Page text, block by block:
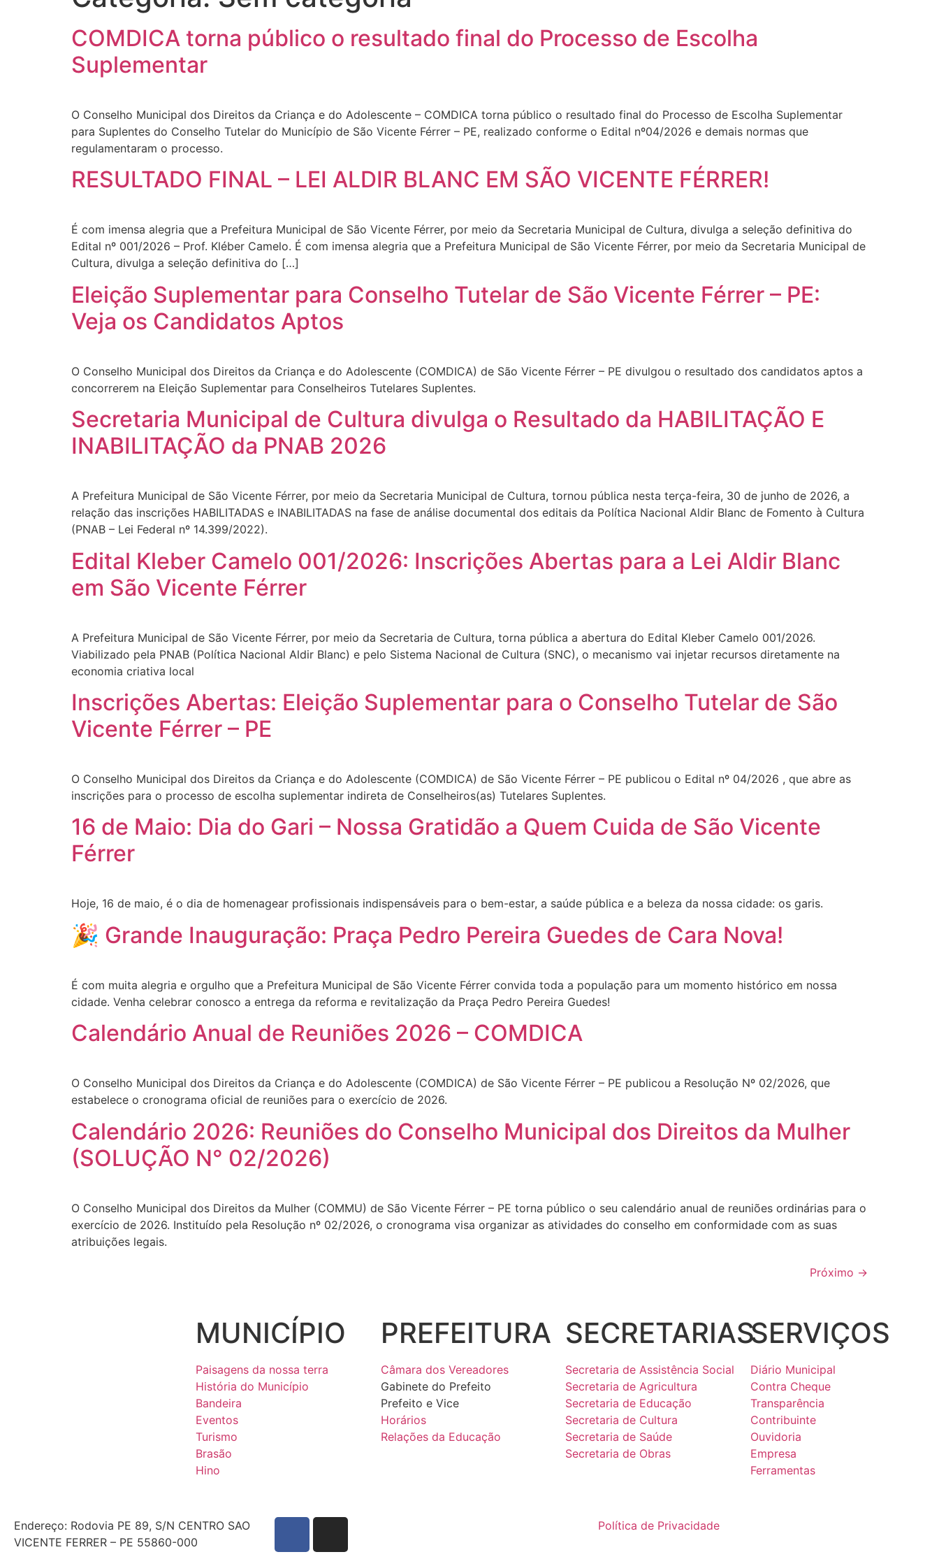
COMDICA torna público o resultado final do Processo de Escolha
Suplementar
O Conselho Municipal dos Direitos da Criança e do Adolescente – COMDICA torna público o resultado final do Processo de Escolha Suplementar
para Suplentes do Conselho Tutelar do Município de São Vicente Férrer – PE, realizado conforme o Edital nº04/2026 e demais normas que
regulamentaram o processo.
RESULTADO FINAL – LEI ALDIR BLANC EM SÃO VICENTE FÉRRER!
É com imensa alegria que a Prefeitura Municipal de São Vicente Férrer, por meio da Secretaria Municipal de Cultura, divulga a seleção definitiva do
Edital nº 001/2026 – Prof. Kléber Camelo. É com imensa alegria que a Prefeitura Municipal de São Vicente Férrer, por meio da Secretaria Municipal de
Cultura, divulga a seleção definitiva do […]
Eleição Suplementar para Conselho Tutelar de São Vicente Férrer – PE:
Veja os Candidatos Aptos
O Conselho Municipal dos Direitos da Criança e do Adolescente (COMDICA) de São Vicente Férrer – PE divulgou o resultado dos candidatos aptos a
concorrerem na Eleição Suplementar para Conselheiros Tutelares Suplentes.
Secretaria Municipal de Cultura divulga o Resultado da HABILITAÇÃO E
INABILITAÇÃO da PNAB 2026
A Prefeitura Municipal de São Vicente Férrer, por meio da Secretaria Municipal de Cultura, tornou pública nesta terça-feira, 30 de junho de 2026, a
relação das inscrições HABILITADAS e INABILITADAS na fase de análise documental dos editais da Política Nacional Aldir Blanc de Fomento à Cultura
(PNAB – Lei Federal nº 14.399/2022).
Edital Kleber Camelo 001/2026: Inscrições Abertas para a Lei Aldir Blanc
em São Vicente Férrer
A Prefeitura Municipal de São Vicente Férrer, por meio da Secretaria de Cultura, torna pública a abertura do Edital Kleber Camelo 001/2026.
Viabilizado pela PNAB (Política Nacional Aldir Blanc) e pelo Sistema Nacional de Cultura (SNC), o mecanismo vai injetar recursos diretamente na
economia criativa local
Inscrições Abertas: Eleição Suplementar para o Conselho Tutelar de São
Vicente Férrer – PE
O Conselho Municipal dos Direitos da Criança e do Adolescente (COMDICA) de São Vicente Férrer – PE publicou o Edital nº 04/2026 , que abre as
inscrições para o processo de escolha suplementar indireta de Conselheiros(as) Tutelares Suplentes.
16 de Maio: Dia do Gari – Nossa Gratidão a Quem Cuida de São Vicente
Férrer
Hoje, 16 de maio, é o dia de homenagear profissionais indispensáveis para o bem-estar, a saúde pública e a beleza da nossa cidade: os garis.
🎉 Grande Inauguração: Praça Pedro Pereira Guedes de Cara Nova!
É com muita alegria e orgulho que a Prefeitura Municipal de São Vicente Férrer convida toda a população para um momento histórico em nossa
cidade. Venha celebrar conosco a entrega da reforma e revitalização da Praça Pedro Pereira Guedes!
Calendário Anual de Reuniões 2026 – COMDICA
O Conselho Municipal dos Direitos da Criança e do Adolescente (COMDICA) de São Vicente Férrer – PE publicou a Resolução Nº 02/2026, que
estabelece o cronograma oficial de reuniões para o exercício de 2026.
Calendário 2026: Reuniões do Conselho Municipal dos Direitos da Mulher
(SOLUÇÃO N° 02/2026)
O Conselho Municipal dos Direitos da Mulher (COMMU) de São Vicente Férrer – PE torna público o seu calendário anual de reuniões ordinárias para o
exercício de 2026. Instituído pela Resolução nº 02/2026, o cronograma visa organizar as atividades do conselho em conformidade com as suas
atribuições legais.
Próximo →
MUNICÍPIO
Paisagens da nossa terra
História do Município
Bandeira
Eventos
Turismo
Brasão
Hino
PREFEITURA
Câmara dos Vereadores
Gabinete do Prefeito
Prefeito e Vice
Horários
Relações da Educação
SECRETARIAS
Secretaria de Assistência Social
Secretaria de Agricultura
Secretaria de Educação
Secretaria de Cultura
Secretaria de Saúde
Secretaria de Obras
SERVIÇOS
Diário Municipal
Contra Cheque
Transparência
Contribuinte
Ouvidoria
Empresa
Ferramentas
Endereço: Rodovia PE 89, S/N CENTRO SAO
VICENTE FERRER – PE 55860-000
Política de Privacidade